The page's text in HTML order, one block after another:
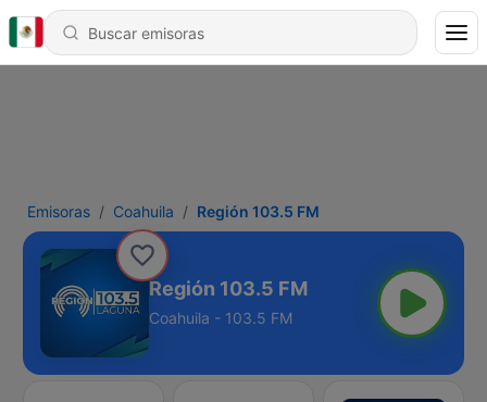
Emisoras Coahuila Región 103.5 FM
Región 103.5 FM
Coahuila - 103.5 FM